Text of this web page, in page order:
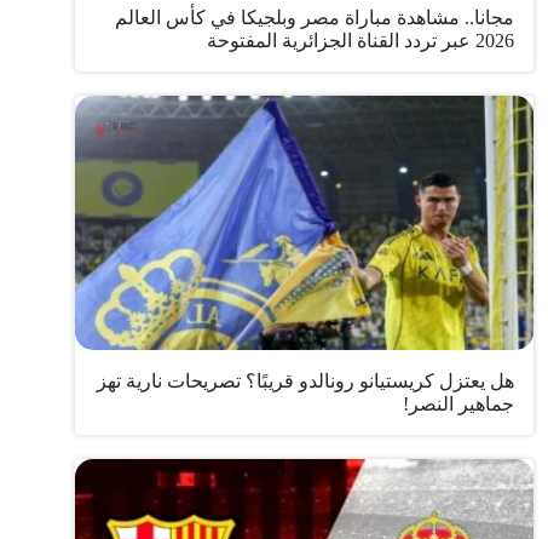
مجانا.. مشاهدة مباراة مصر وبلجيكا في كأس العالم
2026 عبر تردد القناة الجزائرية المفتوحة
هل يعتزل كريستيانو رونالدو قريبًا؟ تصريحات نارية تهز
جماهير النصر!